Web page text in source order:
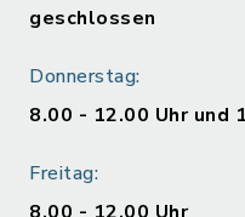
geschlossen
Donnerstag:
8.00 - 12.00 Uhr und
Freitag: